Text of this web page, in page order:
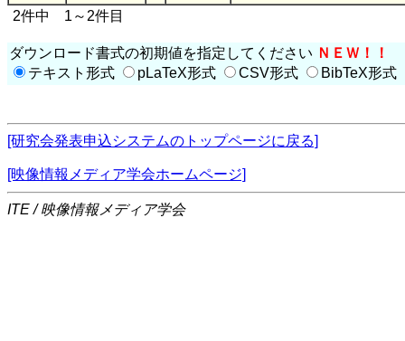
2件中 1～2件目
ダウンロード書式の初期値を指定してください ＮＥＷ！！
テキスト形式
pLaTeX形式 CSV形式 BibTeX形式
[研究会発表申込システムのトップページに戻る]
[映像情報メディア学会ホームページ]
ITE / 映像情報メディア学会